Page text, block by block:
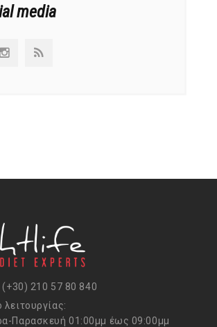
media
(+30) 210 57 80 840
λειτουργίας:
Παρασκευή 01:00μμ έως 09:00μμ